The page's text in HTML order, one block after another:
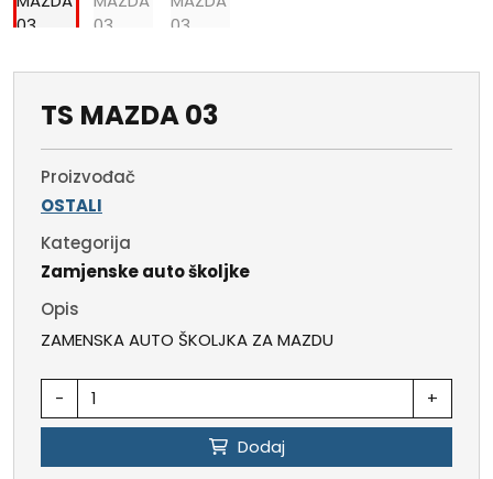
TS MAZDA 03
Proizvođač
OSTALI
Kategorija
Zamjenske auto školjke
Opis
ZAMENSKA AUTO ŠKOLJKA ZA MAZDU
- +
Dodaj